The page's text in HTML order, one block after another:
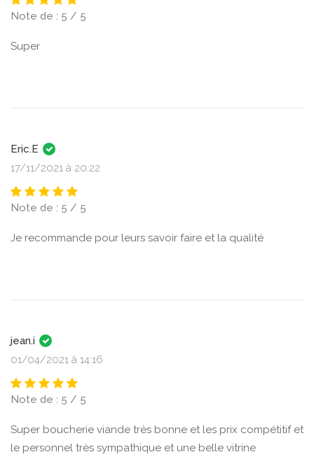
Note de : 5 / 5
Super
Eric.E
17/11/2021 à 20:22
Note de : 5 / 5
Je recommande pour leurs savoir faire et la qualité
jean.i
01/04/2021 à 14:16
Note de : 5 / 5
Super boucherie viande très bonne et les prix compétitif et
le personnel très sympathique et une belle vitrine